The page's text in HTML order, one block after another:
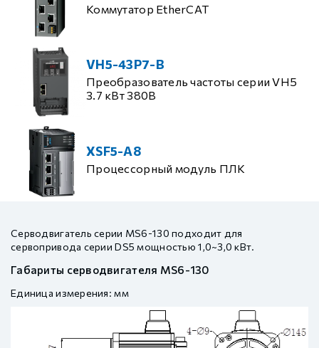
Коммутатор EtherCAT
VH5-43P7-B
Преобразователь частоты серии VH5
3.7 кВт 380В
XSF5-A8
Процессорный модуль ПЛК
Серводвигатель серии MS6-130 подходит для
сервопривода серии DS5 мощностью 1,0~3,0 кВт.
Габариты серводвигателя MS6-130
Единица измерения: мм